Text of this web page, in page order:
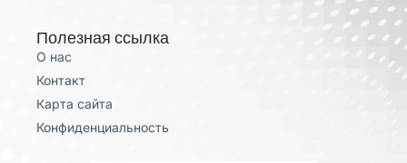
Полезная ссылка
О нас
Контакт
Карта сайта
Конфиденциальность